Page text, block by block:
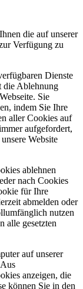
die auf unserer
Verfügung zu
Dienste
die Ablehnung
Sie
indem Sie Ihre
aller Cookies auf
aufgefordert,
Website
ablehnen
nach Cookies
für Ihre
abmelden oder
nutzen
alle gesetzten
auf unserer
anzeigen, die
können Sie in den